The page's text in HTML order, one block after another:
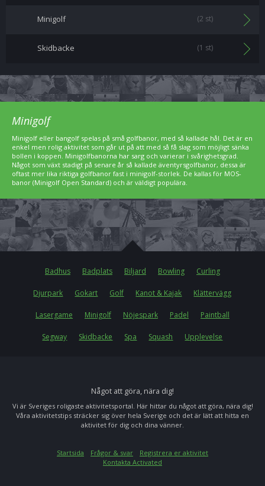
Minigolf (2 st)
Skidbacke (1 st)
Minigolf
Minigolf eller bangolf spelas på små golfbanor, med så kallade hål. Det är en
enkel men rolig aktivitet som går ut på att med så få slag som möjligt sänka
bollen i koppen. Minigolfbanorna har sarg och varierar i svårighetsgrad.
Något som växt stadigt på senare år så kallade äventyrsgolfbanor, dessa är
oftast mer lika riktiga golfbanor fast i minigolf-storlek. De kallas för MOS-
banor (Minigolf Open Standard) och är väldigt populära.
Badhus Badplats Biljard Bowling Curling
Djurpark Gokart Golf Kanot & Kajak Klättervägg
Lasergame Minigolf Nöjespark Padel Paintball
Segway Skidbacke Spa Squash Upplevelse
Något att göra, nära dig!
Vi är Sveriges roligaste aktivitetsportal. Här hittar du något att göra, nära dig!
Våra aktivitetstips sträcker sig över hela Sverige och det är lätt att hitta en
aktivitet för dig och dina vänner.
Startsida Frågor & svar
Registrera er aktivitet
Kontakta Activated